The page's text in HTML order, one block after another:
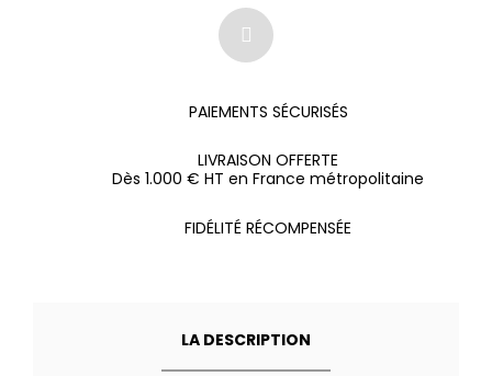
PAIEMENTS SÉCURISÉS
LIVRAISON OFFERTE
Dès 1.000 € HT en France métropolitaine
FIDÉLITÉ RÉCOMPENSÉE
LA DESCRIPTION